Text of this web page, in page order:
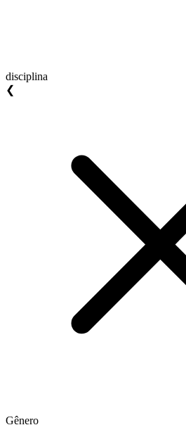
disciplina
❮
Gênero